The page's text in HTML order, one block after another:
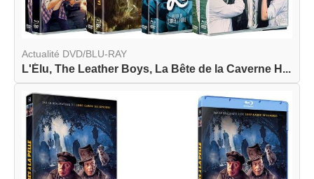
Actualité DVD/BLU-RAY
L'Élu, The Leather Boys, La Bête de la Caverne H...